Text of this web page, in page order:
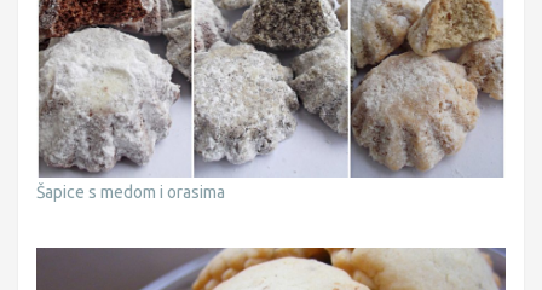
Šapice s medom i orasima